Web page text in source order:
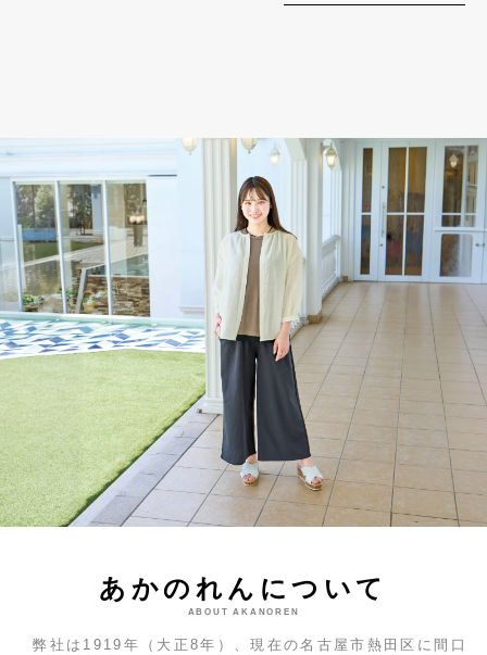
あかのれんについて
ABOUT AKANOREN
弊社は1919年（大正8年）、現在の名古屋市熱田区に間口